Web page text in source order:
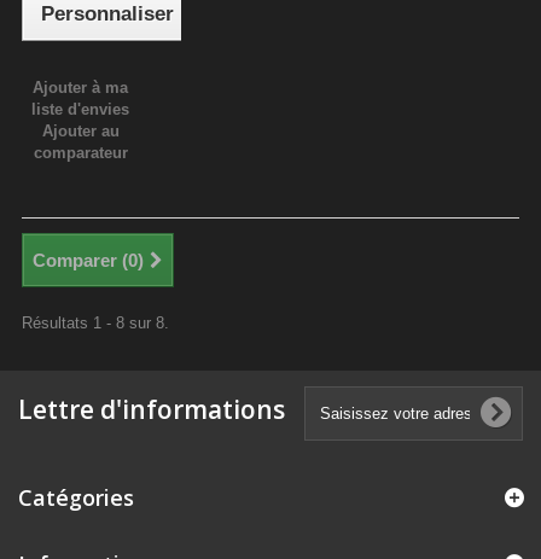
Personnaliser
Ajouter à ma
liste d'envies
Ajouter au
comparateur
Comparer (0)
Résultats 1 - 8 sur 8.
Lettre d'informations
Catégories